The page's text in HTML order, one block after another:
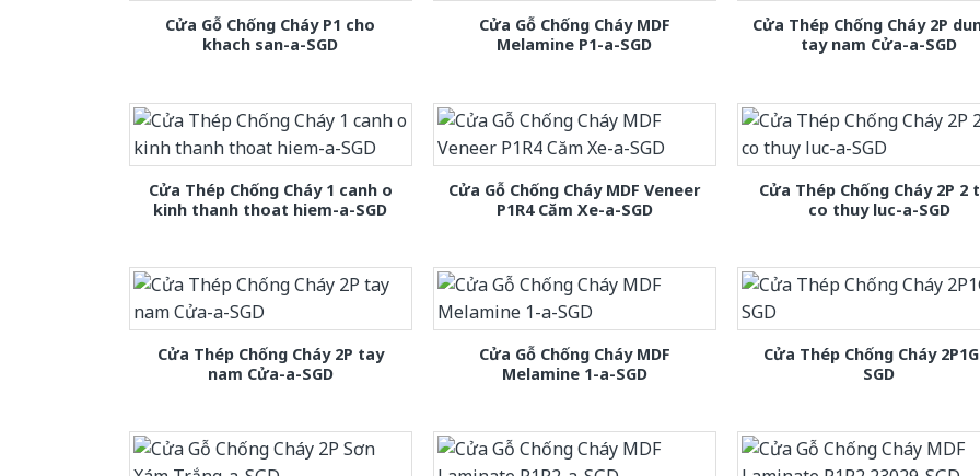
Cửa Gỗ Chống Cháy P1 cho
khach san-a-SGD
Cửa Gỗ Chống Cháy MDF
Melamine P1-a-SGD
Cửa Thép Chống Cháy 2P
tay nam Cửa-a-SGD
Cửa Thép Chống Cháy 1 canh o
kinh thanh thoat hiem-a-SGD
Cửa Gỗ Chống Cháy MDF Veneer
P1R4 Căm Xe-a-SGD
Cửa Thép Chống Cháy 2P 2
co thuy luc-a-SGD
Cửa Thép Chống Cháy 2P tay
nam Cửa-a-SGD
Cửa Gỗ Chống Cháy MDF
Melamine 1-a-SGD
Cửa Thép Chống Cháy
SGD